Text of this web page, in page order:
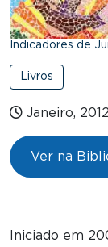
Indicadores de
Livros
Janeiro, 2012
Ver na
Iniciado em